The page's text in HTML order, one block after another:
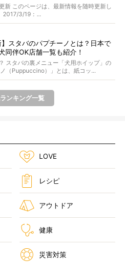
新 このページは、最新情報を随時更新し
2017/3/19：...
】スタバのパプチーノとは？日本で
同伴OK店舗一覧も紹介！
スタバの裏メニュー「犬用ホイップ」の
（Puppuccino）」とは、紙コッ...
ンキング一覧
LOVE
レシピ
アウトドア
健康
災害対策